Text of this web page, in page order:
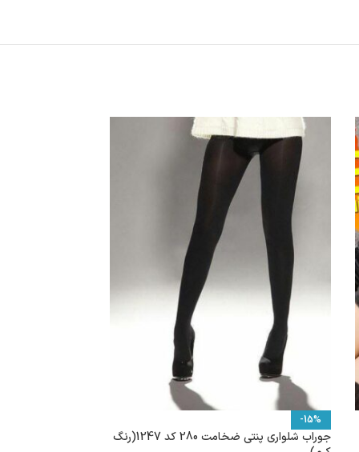
-15%
جوراب شلواری پنتی ضخامت 280 کد 1247(رنگ